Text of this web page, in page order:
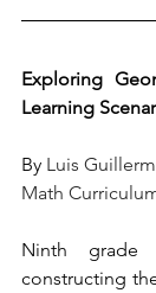
Exploring
Learning
By Luis
Math
Ninth grade
constructing